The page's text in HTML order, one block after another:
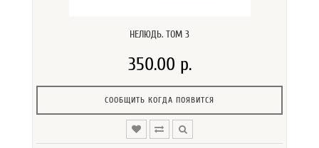
НЕЛЮДЬ. ТОМ 3
350.00 р.
СООБЩИТЬ КОГДА ПОЯВИТСЯ